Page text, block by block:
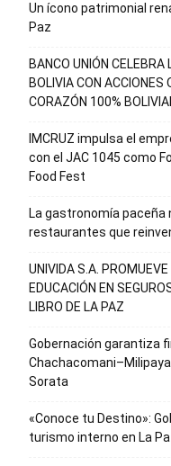
Un ícono patrimonial
Paz
BANCO UNIÓN CELEBRA
BOLIVIA CON ACCIONES
CORAZÓN 100%
IMCRUZ impulsa el
con el JAC 1045 como
Food Fest
La gastronomía paceña
restaurantes que
UNIVIDA S.A.
EDUCACIÓN EN
LIBRO DE LA PAZ
Gobernación garantiza
Sorata
«Conoce tu Destino»:
turismo interno en La